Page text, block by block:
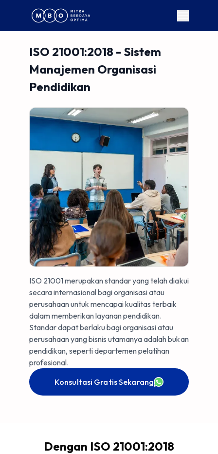
ISO 21001:2018 - Sistem
Manajemen Organisasi
Pendidikan
ISO 21001 merupakan standar yang telah diakui
secara internasional bagi organisasi atau
perusahaan untuk mencapai kualitas terbaik
dalam memberikan layanan pendidikan.
Standar dapat berlaku bagi organisasi atau
perusahaan yang bisnis utamanya adalah bukan
pendidikan, seperti departemen pelatihan
profesional.
Konsultasi Gratis Sekarang
Dengan ISO 21001:2018